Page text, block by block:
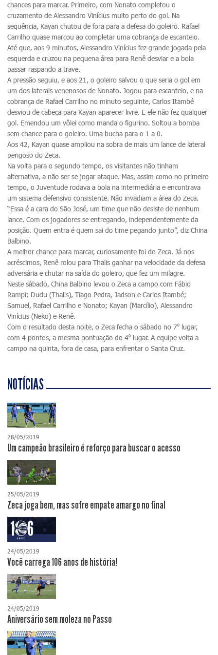
chances para marcar. Primeiro, com Nonato completou o
cruzamento de Alessandro Vinícius muito perto do gol. Na
sequência, Kayan chutou de fora para a defesa do goleiro. Rafael
Carrilho quase marcou ao completar uma cobrança de escanteio.
Até que, aos 9 minutos, Alessandro Vinícius fez grande jogada pela
esquerda e cruzou na pequena área para Renê desviar e a bola
passar raspando a trave.
A pressão seguiu, e aos 21, o goleiro salvou o que seria o gol em
um dos laterais venenosos de Nonato. Jogou para escanteio, e na
cobrança de Rafael Carrilho no minuto seguinte, Carlos Itambé
desviou de cabeça para Kayan aparecer livre. E ele não fez qualquer
gol. Emendou um vôlei como manda o figurino. Soltou a bomba
sem chance para o goleiro. Uma bucha para o 1 a 0.
Aos 42, Kayan quase ampliou na sobra de mais um lance de lateral
perigoso do Zeca.
Na volta para o segundo tempo, os visitantes não tinham
alternativa, a não ser se jogar ataque. Mas, assim como no primeiro
tempo, o Juventude rodava a bola na intermediária e encontrava
um sistema defensivo consistente. Não invadiam a área do Zeca.
“Essa é a cara do São José, um time que não desiste de nenhum
lance. Com os jogadores se entregando, independentemente da
posição. Quem entra é quem sai do time pegando junto”, diz China
Balbino.
A melhor chance para marcar, curiosamente foi do Zeca. Já nos
acréscimos, Renê rolou para Thalis ganhar na velocidade da defesa
adversária e chutar na saída do goleiro, que fez um milagre.
Neste sábado, China Balbino levou o Zeca a campo com Fábio
Rampi; Dudu (Thalis), Tiago Pedra, Jadson e Carlos Itambé;
Samuel, Rafael Carrilho e Nonato; Kayan (Marcílio), Alessandro
Vinícius (Neko) e Renê.
Com o resultado desta noite, o Zeca fecha o sábado no 7⁰ lugar,
com 4 pontos, a mesma pontuação do 4⁰ lugar. A equipe volta a
campo na quinta, fora de casa, para enfrentar o Santa Cruz.
NOTÍCIAS
28/05/2019
Um campeão brasileiro é reforço para buscar o acesso
25/05/2019
Zeca joga bem, mas sofre empate amargo no final
24/05/2019
Você carrega 106 anos de história!
24/05/2019
Aniversário sem moleza no Passo